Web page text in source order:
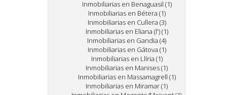
Inmobiliarias en Benaguasil (1)
Inmobiliarias en Bétera (1)
Inmobiliarias en Cullera (3)
Inmobiliarias en Eliana (l') (1)
Inmobiliarias en Gandia (4)
Inmobiliarias en Gátova (1)
Inmobiliarias en Llíria (1)
Inmobiliarias en Manises (1)
Inmobiliarias en Massamagrell (1)
Inmobiliarias en Miramar (1)